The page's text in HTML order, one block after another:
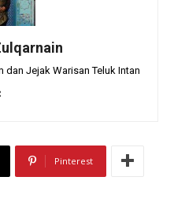
Jejak Warisan Teluk Intan
Pinterest